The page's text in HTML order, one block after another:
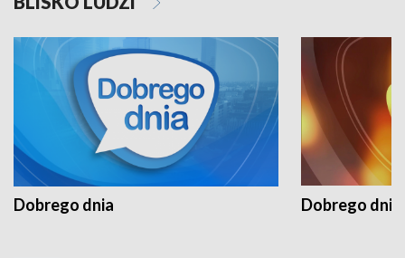
Dobrego dnia Dobrego dnia